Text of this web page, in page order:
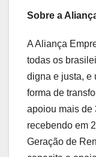
Sobre a
A Aliança
todas os
digna e justa, e
forma de
apoiou mais de
recebendo em
Geração de